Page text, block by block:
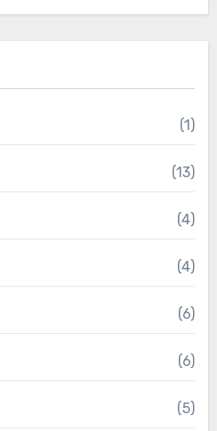
(1)
(13)
(4)
(4)
(6)
(6)
(5)